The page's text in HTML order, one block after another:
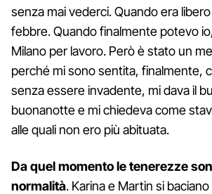
senza mai vederci. Quando era
febbre. Quando finalmente potevo
Milano per lavoro. Però è stato un
perché mi sono sentita, finalmente,
senza essere invadente, mi dava il
buonanotte e mi chiedeva come
alle quali non ero più abituata.
Da quel momento le tenerezze
normalità. Karina e Martin si